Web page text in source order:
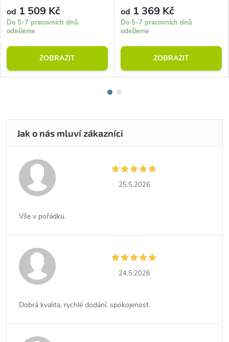
od 1 509 Kč
Do 5-7 pracovních dnů
odešleme
ZOBRAZIT
od 1 369 Kč
Do 5-7 pracovních dnů
odešleme
ZOBRAZIT
25.5.2026
Vše v pořádku.
24.5.2026
Dobrá kvalita, rychlé dodání, spokojenost.